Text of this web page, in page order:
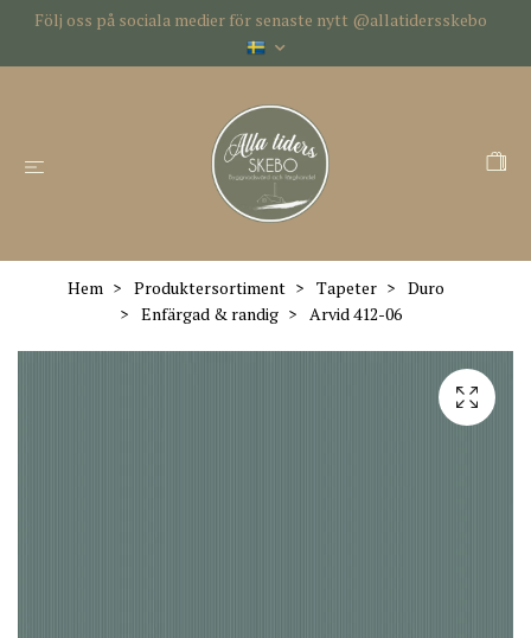
Följ oss på sociala medier för senaste nytt @allatidersskebo
Hem Produktersortiment Tapeter
Duro
Enfärgad & randig
Arvid 412-06